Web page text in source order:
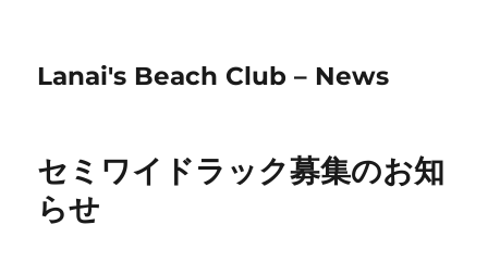
Lanai's Beach Club – News
セミワイドラック募集のお知
らせ